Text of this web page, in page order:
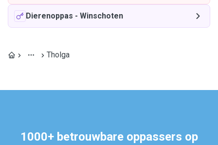
Dierenoppas - Winschoten
Tholga
1000+ betrouwbare oppassers op